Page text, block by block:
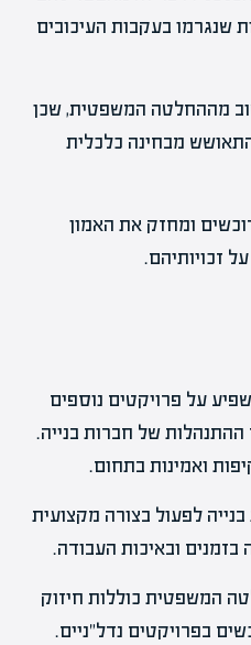
שנגרמו בעקבות העיכובים
מההחלטה המשפטית, שכן
מבחינה כלכלית
ומחזק את האמון
זכויותיהם.
על פרויקטים נוספים
ההתנהלות של חברות בנייה.
ואמינות בתחום.
לפעול בצורה מקצועית
בזמנים ובאיכות העבודה.
המשפטית כוללות חיזוק
בפרויקטים נדל"ניים.